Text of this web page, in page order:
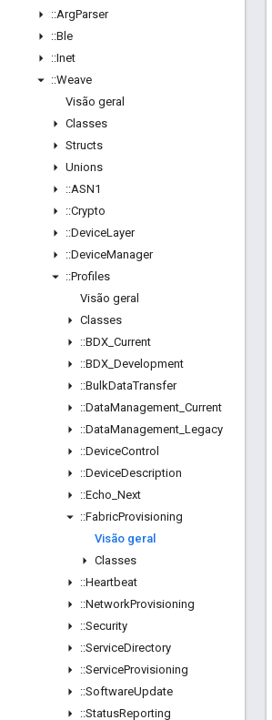
::ArgParser
::Ble
::Inet
::Weave
Visão geral
Classes
Structs
Unions
::ASN1
::Crypto
::DeviceLayer
::DeviceManager
::Profiles
Visão geral
Classes
::BDX Current
::BDX Development
::BulkDataTransfer
::DataManagement Current
::DataManagement Legacy
::DeviceControl
::DeviceDescription
::Echo Next
::FabricProvisioning
Visão geral
Classes
::Heartbeat
::NetworkProvisioning
::Security
::ServiceDirectory
::ServiceProvisioning
::SoftwareUpdate
::StatusReporting